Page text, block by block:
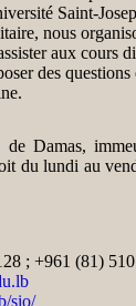
Saint-
nous
aux cours
des
Damas,
du lundi au
; +961 (81)
sio/